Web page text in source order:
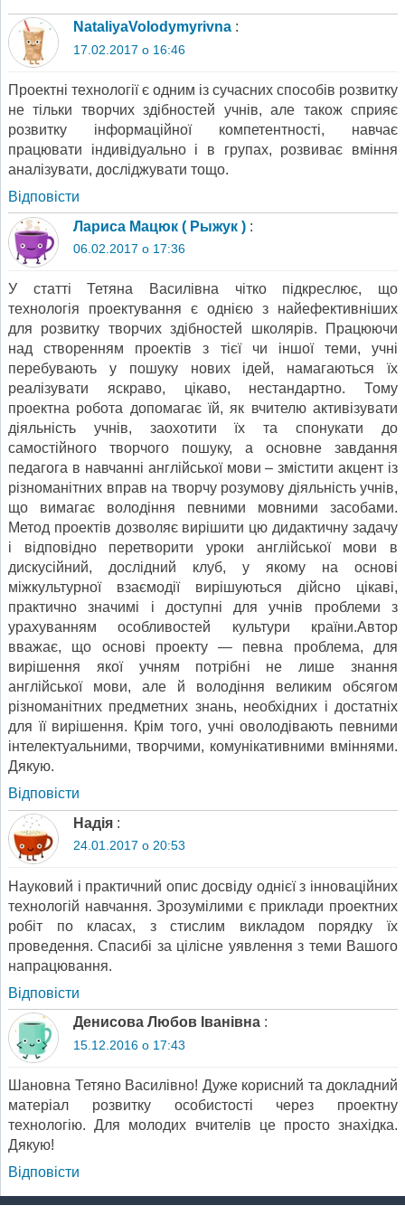
NataliyaVolodymyrivna :
17.02.2017 о 16:46
Проектні технології є одним із сучасних способів розвитку
не тільки творчих здібностей учнів, але також сприяє
розвитку інформаційної компетентності, навчає
працювати індивідуально і в групах, розвиває вміння
аналізувати, досліджувати тощо.
Відповіcти
Лариса Мацюк ( Рыжук ) :
06.02.2017 о 17:36
У статті Тетяна Василівна чітко підкреслює, що
технологія проектування є однією з найефективніших
для розвитку творчих здібностей школярів. Працюючи
над створенням проектів з тієї чи іншої теми, учні
перебувають у пошуку нових ідей, намагаються їх
реалізувати яскраво, цікаво, нестандартно. Тому
проектна робота допомагає їй, як вчителю активізувати
діяльність учнів, заохотити їх та спонукати до
самостійного творчого пошуку, а основне завдання
педагога в навчанні англійської мови – змістити акцент із
різноманітних вправ на творчу розумову діяльність учнів,
що вимагає володіння певними мовними засобами.
Метод проектів дозволяє вирішити цю дидактичну задачу
і відповідно перетворити уроки англійської мови в
дискусійний, дослідний клуб, у якому на основі
міжкультурної взаємодії вирішуються дійсно цікаві,
практично значимі і доступні для учнів проблеми з
урахуванням особливостей культури країни.Автор
вважає, що основі проекту — певна проблема, для
вирішення якої учням потрібні не лише знання
англійської мови, але й володіння великим обсягом
різноманітних предметних знань, необхідних і достатніх
для її вирішення. Крім того, учні оволодівають певними
інтелектуальними, творчими, комунікативними вміннями.
Дякую.
Відповіcти
Надія :
24.01.2017 о 20:53
Науковий і практичний опис досвіду однієї з інноваційних
технологій навчання. Зрозумілими є приклади проектних
робіт по класах, з стислим викладом порядку їх
проведення. Спасибі за цілісне уявлення з теми Вашого
напрацювання.
Відповіcти
Денисова Любов Іванівна :
15.12.2016 о 17:43
Шановна Тетяно Василівно! Дуже корисний та докладний
матеріал розвитку особистості через проектну
технологію. Для молодих вчителів це просто знахідка.
Дякую!
Відповіcти